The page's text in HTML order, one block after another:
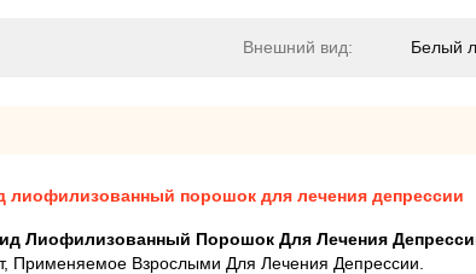
Внешний вид: Белый
лиофилизованный порошок для лечения депрессии
Лиофилизованный Порошок Для Лечения
Применяемое Взрослыми Для Лечения Депрессии.